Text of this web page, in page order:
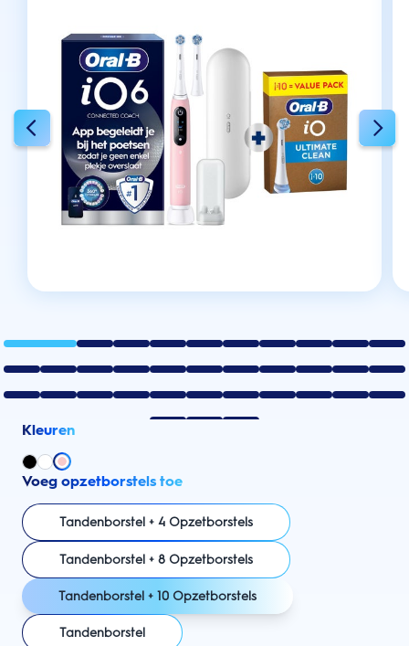
Kleuren
Voeg opzetborstels toe
Tandenborstel + 4 Opzetborstels
Tandenborstel + 8 Opzetborstels
Tandenborstel + 10 Opzetborstels
Tandenborstel